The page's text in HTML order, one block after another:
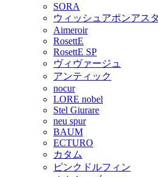
SORA
ウィッシュアポンアス
Aimeroir
RosettE
RosettE SP
ヴィヴァージュ
アンティック
nocur
LORE nobel
Stel Giurare
neu spur
BAUM
ECTURO
カタム
ピンクドルフィン